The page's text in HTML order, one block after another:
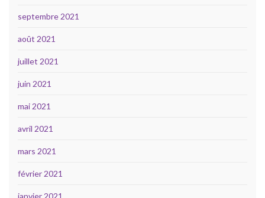
septembre 2021
août 2021
juillet 2021
juin 2021
mai 2021
avril 2021
mars 2021
février 2021